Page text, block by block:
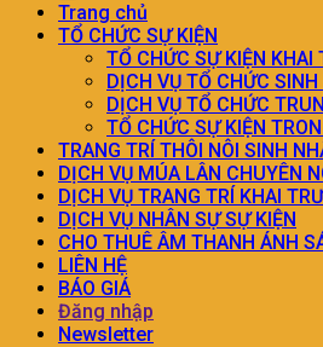
Trang chủ
TỔ CHỨC SỰ KIỆN
TỔ CHỨC SỰ KIỆN KHAI
DỊCH VỤ TỔ CHỨC
DỊCH VỤ TỔ CHỨC
TỔ CHỨC SỰ KIỆN
TRANG TRÍ THÔI NÔI SINH
DỊCH VỤ MÚA LÂN CHUYÊN
DỊCH VỤ TRANG TRÍ KHAI
DỊCH VỤ NHÂN SỰ SỰ KIỆN
CHO THUÊ ÂM THANH ÁNH
LIÊN HỆ
BÁO GIÁ
Đăng nhập
Newsletter